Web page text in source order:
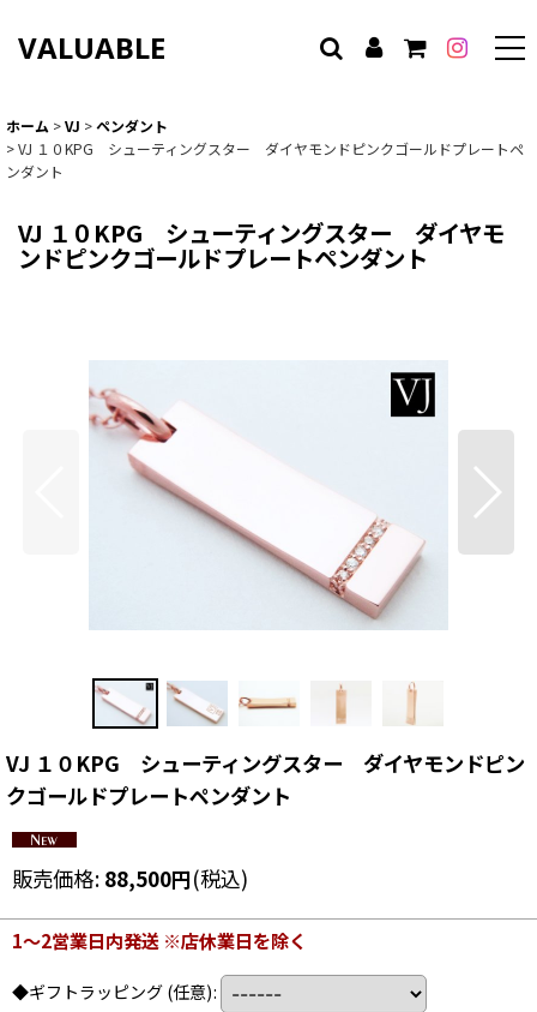
VALUABLE
ホーム >VJ >ペンダント
>VJ １０KPG シューティングスター ダイヤモンドピンクゴールドプレートペ
ンダント
VJ １０KPG シューティングスター ダイヤモ
ンドピンクゴールドプレートペンダント
VJ １０KPG シューティングスター ダイヤモンドピン
クゴールドプレートペンダント
販売価格: 88,500円(税込)
1〜2営業日内発送 ※店休業日を除く
◆ギフトラッピング (任意):